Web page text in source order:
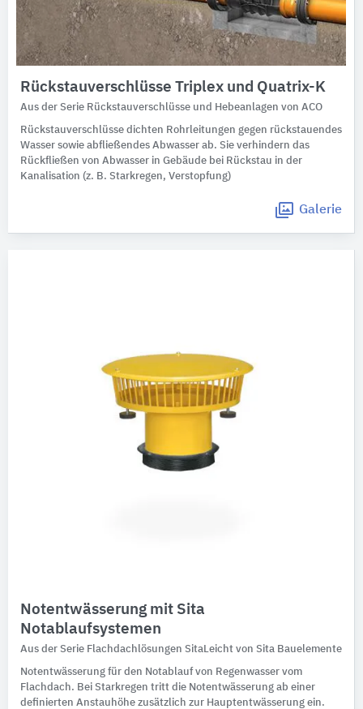
Rückstauverschlüsse Triplex und Quatrix-K
Aus der Serie Rückstauverschlüsse und Hebeanlagen von ACO
Rückstauverschlüsse dichten Rohrleitungen gegen rückstauendes
Wasser sowie abfließendes Abwasser ab. Sie verhindern das
Rückfließen von Abwasser in Gebäude bei Rückstau in der
Kanalisation (z. B. Starkregen, Verstopfung)
Galerie
Notentwässerung mit Sita
Notablaufsystemen
Aus der Serie Flachdachlösungen SitaLeicht von Sita Bauelemente
Notentwässerung für den Notablauf von Regenwasser vom
Flachdach. Bei Starkregen tritt die Notentwässerung ab einer
definierten Anstauhöhe zusätzlich zur Hauptentwässerung ein.